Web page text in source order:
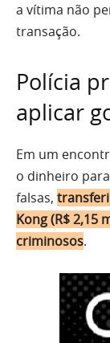
a vítima não
transação.
Polícia
aplicar
Em um
o dinheiro
falsas,
Kong (R$ 2,15
criminosos.